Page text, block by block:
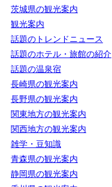
茨城県の観光案内
観光案内
話題のトレンドニュース
話題のホテル・旅館の紹介
話題の温泉宿
長崎県の観光案内
長野県の観光案内
関東地方の観光案内
関西地方の観光案内
雑学・豆知識
青森県の観光案内
静岡県の観光案内